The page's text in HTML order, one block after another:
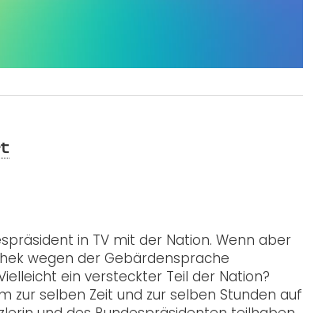
in TV mit der Nation. Wenn aber
wegen der Gebärdensprache
ein versteckter Teil der Nation?
zur selben Zeit und zur selben Stunden auf